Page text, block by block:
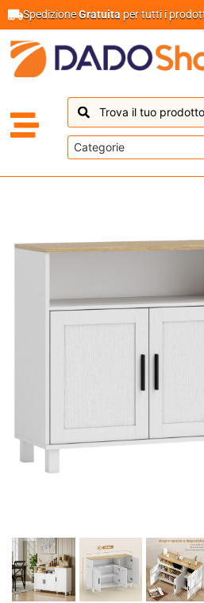
SpedizioneGratuita per tutti i